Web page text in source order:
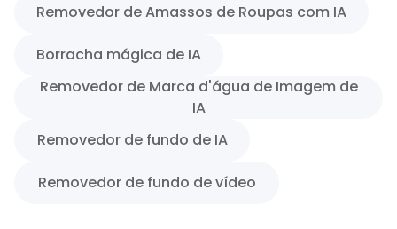
Removedor de Amassos de Roupas com IA
Borracha mágica de IA
Removedor de Marca d'água de Imagem de
IA
Removedor de fundo de IA
Removedor de fundo de vídeo